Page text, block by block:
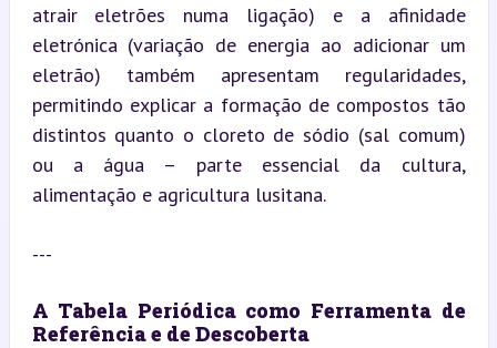
atrair eletrões numa ligação) e a afinidade
eletrónica (variação de energia ao adicionar um
eletrão) também apresentam regularidades,
permitindo explicar a formação de compostos tão
distintos quanto o cloreto de sódio (sal comum)
ou a água – parte essencial da cultura,
alimentação e agricultura lusitana.
---
A Tabela Periódica como Ferramenta de
Referência e de Descoberta